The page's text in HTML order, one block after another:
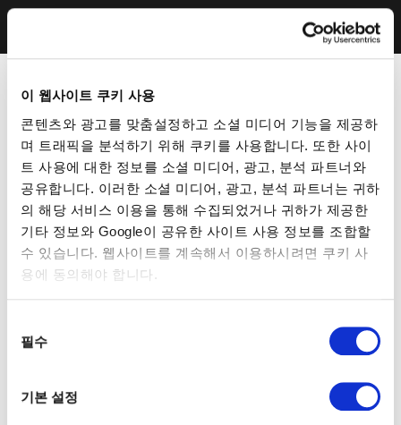
이 웹사이트 쿠키 사용
콘텐츠와 광고를 맞춤설정하고 소셜 미디어 기능을 제공하
며 트래픽을 분석하기 위해 쿠키를 사용합니다. 또한 사이
트 사용에 대한 정보를 소셜 미디어, 광고, 분석 파트너와
공유합니다. 이러한 소셜 미디어, 광고, 분석 파트너는 귀하
의 해당 서비스 이용을 통해 수집되었거나 귀하가 제공한
기타 정보와 Google이 공유한 사이트 사용 정보를 조합할
수 있습니다. 웹사이트를 계속해서 이용하시려면 쿠키 사
용에 동의해야 합니다.
필수
기본 설정